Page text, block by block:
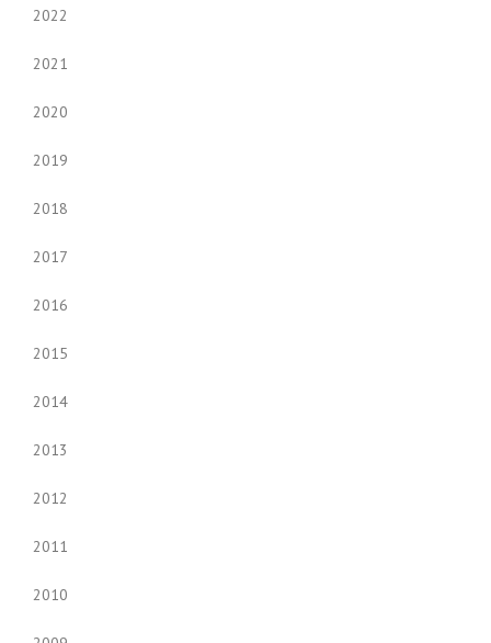
2022
2021
2020
2019
2018
2017
2016
2015
2014
2013
2012
2011
2010